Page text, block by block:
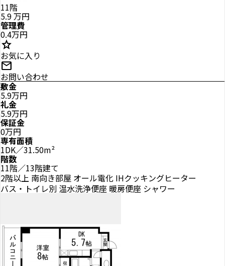
11階
5.9万円
管理費
0.4万円
star
お気に入り
mail
お問い合わせ
敷金
5.9万円
礼金
5.9万円
保証金
0万円
専有面積
1DK／31.50m²
階数
11階／13階建て
2階以上 南向き部屋 オール電化 IHクッキングヒーター
バス・トイレ別 温水洗浄便座 暖房便座 シャワー